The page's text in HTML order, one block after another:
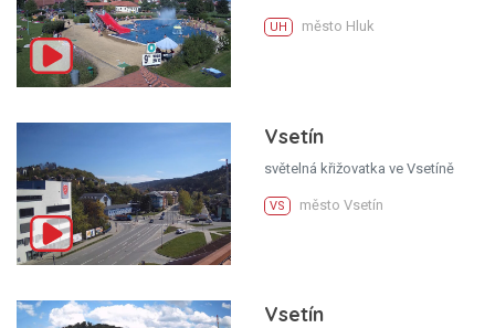
UH město Hluk
Vsetín
světelná křižovatka ve Vsetíně
VS město Vsetín
Vsetín